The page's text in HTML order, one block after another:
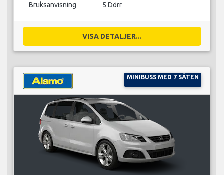
Bruksanvisning 5 Dörr
VISA DETALJER...
MINIBUSS MED 7 SÄTEN